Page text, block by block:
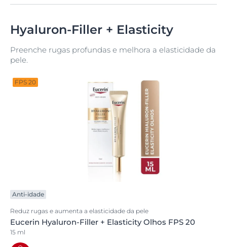
Hyaluron-Filler + Elasticity
Preenche rugas profundas e melhora a elasticidade da
pele.
FPS 20
Anti-idade
Reduz rugas e aumenta a elasticidade da pele
Eucerin Hyaluron-Filler + Elasticity Olhos FPS 20
15 ml